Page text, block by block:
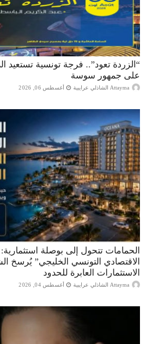
“الزردة تعود”.. فرجة تونسية تستعيد
على جمهور سوسة
Attayma الشاذلي عرايبية أغسطس 06, 2026
الحمامات تتحول إلى بوصلة استثمارية:
الاقتصادي التونسي الخليجي” يُرسخ
الاستثمارات العابرة للحدود
Attayma الشاذلي عرايبية أغسطس 04, 2026